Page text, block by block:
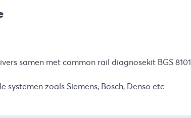
samen met common rail diagnosekit BGS 8101
systemen zoals Siemens, Bosch, Denso etc.